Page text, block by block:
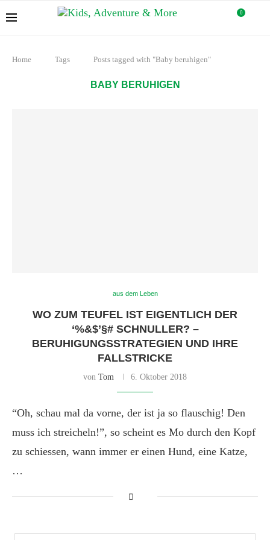
0
Home Tags Posts tagged with "Baby beruhigen"
BABY BERUHIGEN
aus dem Leben
WO ZUM TEUFEL IST EIGENTLICH DER
‘%&$’§# SCHNULLER? –
BERUHIGUNGSSTRATEGIEN UND IHRE
FALLSTRICKE
von Tom 6. Oktober 2018
“Oh, schau mal da vorne, der ist ja so flauschig! Den
muss ich streicheln!”, so scheint es Mo durch den Kopf
zu schiessen, wann immer er einen Hund, eine Katze,
…